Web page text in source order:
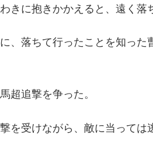
きに抱きかかえると、遠く落
、落ちて行ったことを知っ
超追撃を争った。
を受けながら、敵に当って